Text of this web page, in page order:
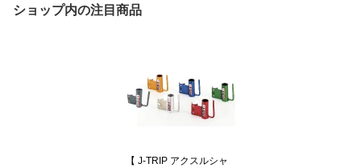
ショップ内の注目商品
【 J-TRIP アクスルシャ